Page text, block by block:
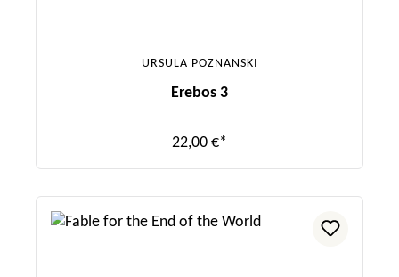
URSULA POZNANSKI
Erebos 3
22,00 €*